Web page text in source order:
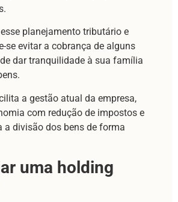
planejamento tributário e
se evitar a cobrança de alguns
dar tranquilidade à sua família
a gestão atual da empresa,
com redução de impostos e
a divisão dos bens de forma
uma holding